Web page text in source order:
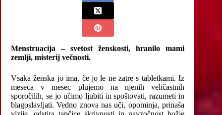
Menstruacija – svetost ženskosti, hranilo mami
zemlji, misterij večnosti.
Vsaka ženska jo ima, če jo le ne zatre s tabletkami. Iz
meseca v mesec plujemo na njenih veličastnih
sporočilih, se jo učimo ljubiti in spoštovati, razumeti in
blagoslavljati. Vedno znova nas uči, opominja, prinaša